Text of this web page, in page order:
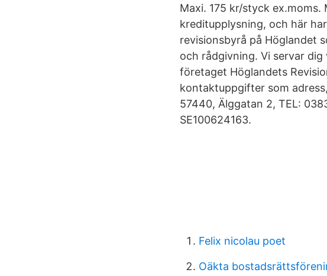
Maxi. 175 kr/styck
kreditupplysning, och här
revisionsbyrå på Höglandet
och rådgivning. Vi servar
företaget Höglandets
kontaktuppgifter som
57440, Älggatan 2, TEL:
SE100624163.
Felix nicolau poet
Oäkta